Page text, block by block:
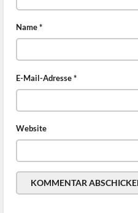
Name*
E-Mail-Adresse*
Website